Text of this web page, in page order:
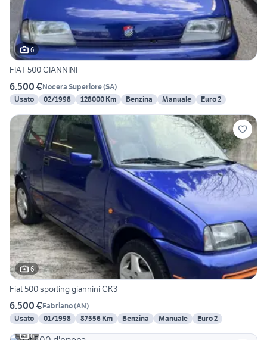
6
FIAT 500 GIANNINI
6.500 €Nocera Superiore(SA)
Usato
02/1998 128000 Km Benzina Manuale Euro 2
6
Fiat 500 sporting giannini GK3
6.500 €Fabriano(AN)
Usato
01/1998 87556 Km Benzina Manuale
Euro 2
6